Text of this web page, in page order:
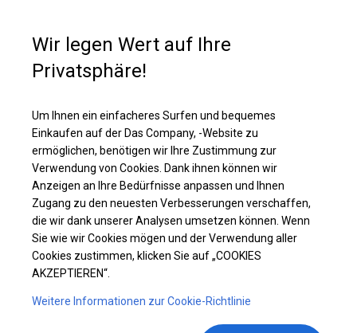
Ganzjähriges Industriezelt | 6x12 m
Wir legen Wert auf Ihre
Privatsphäre!
Um Ihnen ein einfacheres Surfen und bequemes
Einkaufen auf der Das Company, -Website zu
ermöglichen, benötigen wir Ihre Zustimmung zur
Verwendung von Cookies. Dank ihnen können wir
Anzeigen an Ihre Bedürfnisse anpassen und Ihnen
Zugang zu den neuesten Verbesserungen verschaffen,
die wir dank unserer Analysen umsetzen können. Wenn
Sie wie wir Cookies mögen und der Verwendung aller
Cookies zustimmen, klicken Sie auf „COOKIES
AKZEPTIEREN“.
Weitere Informationen zur Cookie-Richtlinie